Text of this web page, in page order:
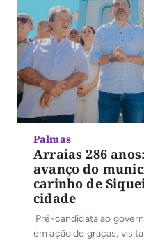
Palmas
Arraias 286
avanço do
carinho de
cidade
Pré-candidata ao
em ação de graças,